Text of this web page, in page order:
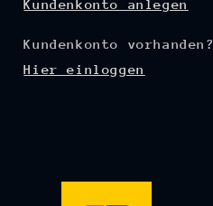
Kundenkonto anlegen
Kundenkonto vorhanden?
Hier einloggen